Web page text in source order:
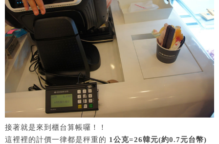
接著就是來到櫃台算帳囉！！
這裡裡的計價一律都是秤重的 1公克=26韓元(約0.7元台幣)